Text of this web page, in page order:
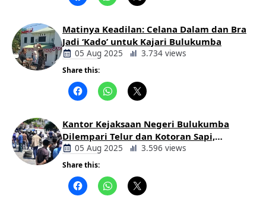
Matinya Keadilan: Celana Dalam dan Bra
Jadi ‘Kado’ untuk Kajari Bulukumba
05 Aug 2025 3.734 views
Share this:
Kantor Kejaksaan Negeri Bulukumba
Dilempari Telur dan Kotoran Sapi,
Keluarga Korban Lakalantas Tuntut
Keadilan
05 Aug 2025 3.596 views
Share this: